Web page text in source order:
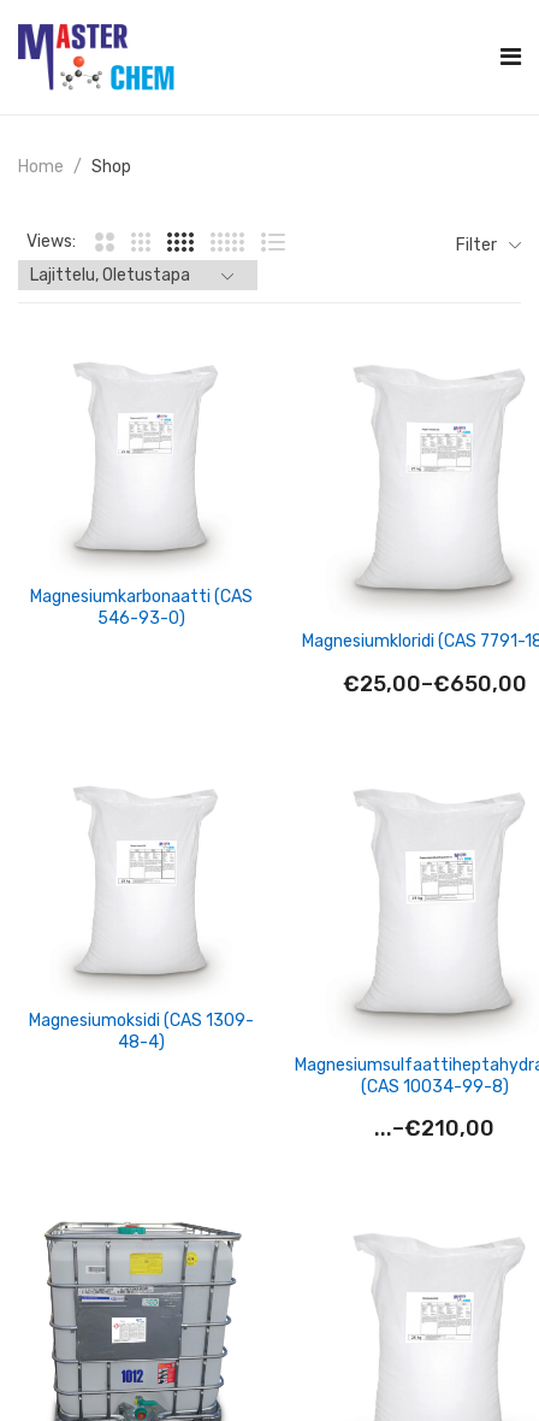
Home Shop
Views: Filter
Magnesiumkarbonaatti (CAS
546-93-0)
Magnesiumkloridi (CAS 7791-
€650,00
–
€25,00
€25,00
Magnesiumoksidi (CAS 1309-
48-4)
(CAS 10034-99-8)
€210,00
–
...